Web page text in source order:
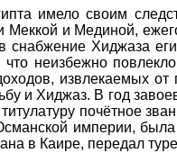
имело своим
Меккой и Мединой,
снабжение Хиджаза
неизбежно
извлекаемых
и Хиджаз. В год
почётное
империи,
в Каире, передал